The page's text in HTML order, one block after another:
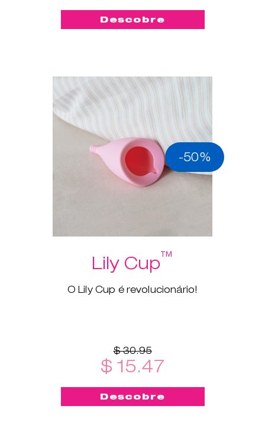
Descobre
-50%
Lily Cup™
O Lily Cup é revolucionário!
$ 30.95
$ 15.47
Descobre